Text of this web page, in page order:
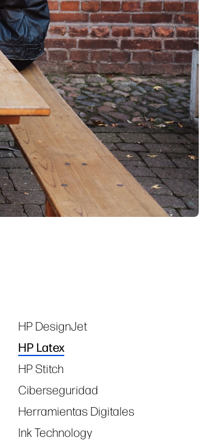
Tags
HP DesignJet
HP Latex
HP Stitch
Ciberseguridad
Herramientas Digitales
Ink Technology